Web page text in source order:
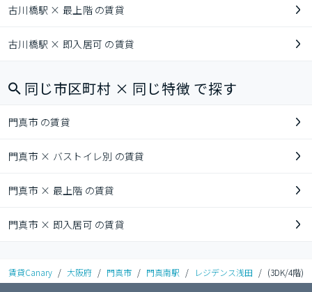
古川橋駅 × 最上階 の賃貸
古川橋駅 × 即入居可 の賃貸
同じ市区町村 × 同じ特徴 で探す
門真市 の賃貸
門真市 × バストイレ別 の賃貸
門真市 × 最上階 の賃貸
門真市 × 即入居可 の賃貸
賃貸Canary / 大阪府 / 門真市 / 門真南駅 / レジデンス浅田 / (3DK/4階)